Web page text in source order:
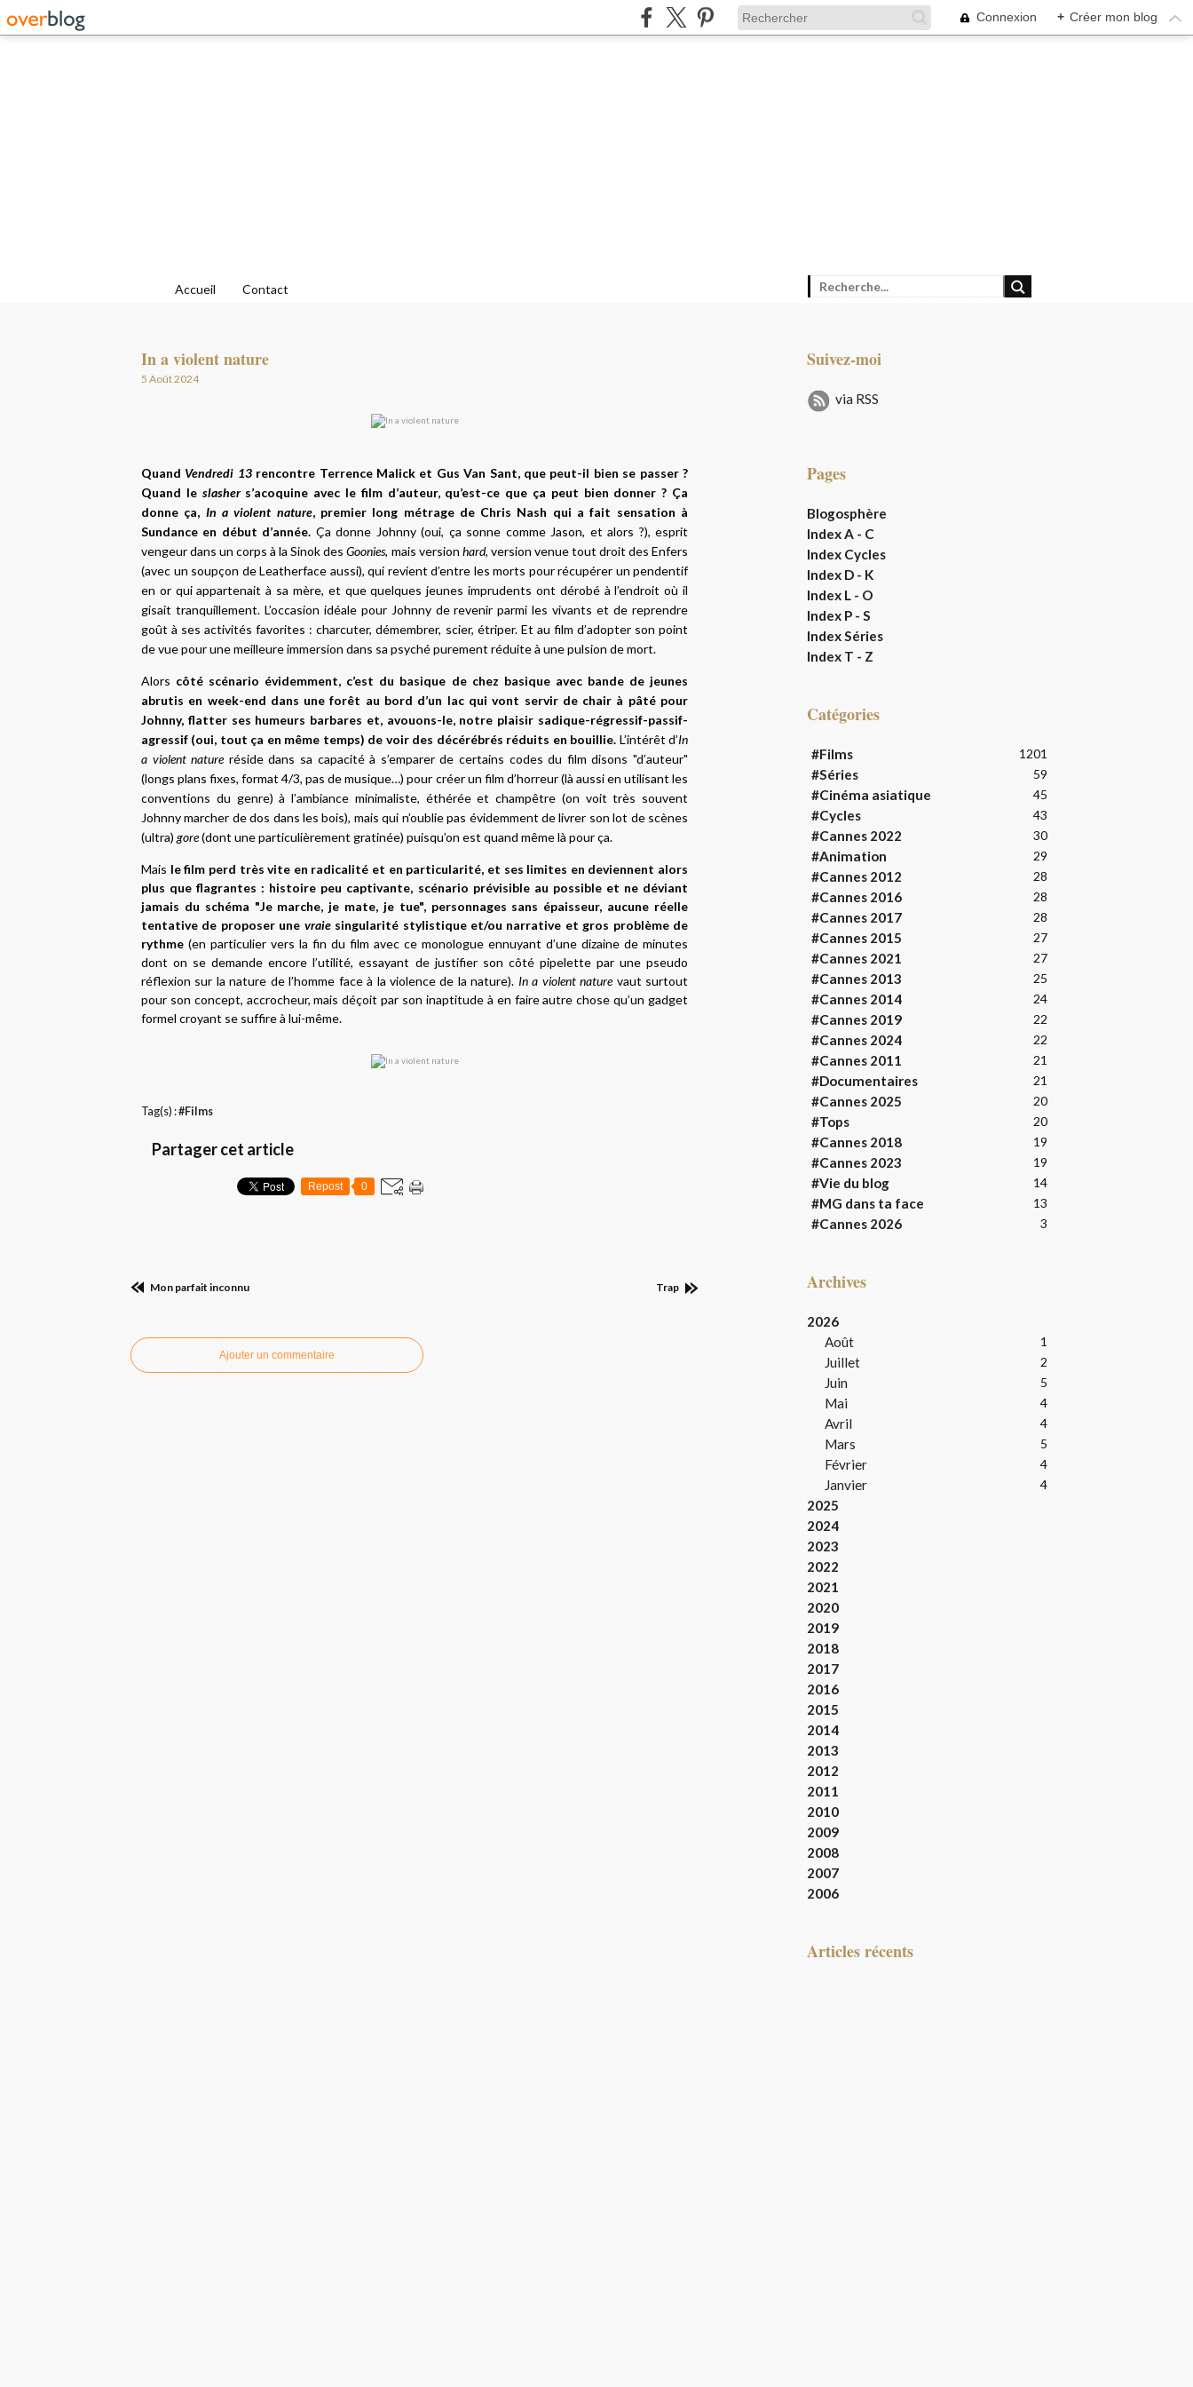
Connexion + Créer mon blog
Accueil Contact
In a violent nature
5 Août 2024
Quand Vendredi 13rencontre Terrence Malick et Gus Van Sant, que peut-il bien se passer ?
Quand le slashers’acoquine avec le film d’auteur, qu’est-ce que ça peut bien donner ? Ça
donne ça, In a violent nature, premier long métrage de Chris Nash qui a fait sensation à
Sundance en début d’année. Ça donne Johnny (oui, ça sonne comme Jason, et alors ?), esprit
vengeur dans un corps à la Sinok desGoonies, mais version hard, version venue tout droit des Enfers
(avec un soupçon de Leatherface aussi), qui revient d’entre les morts pour récupérer un pendentif
en or qui appartenait à sa mère, et que quelques jeunes imprudents ont dérobé à l’endroit où il
gisait tranquillement. L’occasion idéale pour Johnny de revenir parmi les vivants et de reprendre
goût à ses activités favorites : charcuter, démembrer, scier, étriper. Et au film d’adopter son point
de vue pour une meilleure immersion dans sa psyché purement réduite à une pulsion de mort.
Alors côté scénario évidemment, c’est du basique de chez basique avec bande de jeunes
abrutis en week-end dans une forêt au bord d’un lac qui vont servir de chair à pâté pour
Johnny, flatter ses humeurs barbares et, avouons-le, notre plaisir sadique-régressif-passif-
agressif (oui, tout ça en même temps) de voir des décérébrés réduits en bouillie. L’intérêt d’In
a violent nature réside dans sa capacité à s’emparer de certains codes du film disons "d’auteur"
(longs plans fixes, format 4/3, pas de musique…) pour créer un film d’horreur (là aussi en utilisant les
conventions du genre) à l’ambiance minimaliste, éthérée et champêtre (on voit très souvent
Johnny marcher de dos dans les bois), mais qui n’oublie pas évidemment de livrer son lot de scènes
(ultra) gore(dont une particulièrement gratinée) puisqu’on est quand même là pour ça.
Mais le film perd très vite en radicalité et en particularité, et ses limites en deviennent alors
plus que flagrantes : histoire peu captivante, scénario prévisible au possible et ne déviant
jamais du schéma "Je marche, je mate, je tue", personnages sans épaisseur, aucune réelle
tentative de proposer une vraiesingularité stylistique et/ou narrative et gros problème de
rythme (en particulier vers la fin du film avec ce monologue ennuyant d’une dizaine de minutes
dont on se demande encore l’utilité, essayant de justifier son côté pipelette par une pseudo
réflexion sur la nature de l’homme face à la violence de la nature). In a violent naturevaut surtout
pour son concept, accrocheur, mais déçoit par son inaptitude à en faire autre chose qu’un gadget
formel croyant se suffire à lui-même.
Tag(s) :#Films
Partager cet article
Repost 0
Mon parfait inconnu Trap
Ajouter un commentaire
Suivez-moi
via RSS
Pages
Blogosphère
Index A - C
Index Cycles
Index D - K
Index L - O
Index P - S
Index Séries
Index T - Z
Catégories
#Films 1201
#Séries 59
#Cinéma asiatique 45
#Cycles 43
#Cannes 2022 30
#Animation 29
#Cannes 2012 28
#Cannes 2016 28
#Cannes 2017 28
#Cannes 2015 27
#Cannes 2021 27
#Cannes 2013 25
#Cannes 2014 24
#Cannes 2019 22
#Cannes 2024 22
#Cannes 2011 21
#Documentaires 21
#Cannes 2025 20
#Tops 20
#Cannes 2018 19
#Cannes 2023 19
#Vie du blog 14
#MG dans ta face 13
#Cannes 2026 3
Archives
2026
Août
1
Juillet 2
Juin 5
Mai 4
Avril 4
Mars 5
Février 4
Janvier 4
2025
2024
2023
2022
2021
2020
2019
2018
2017
2016
2015
2014
2013
2012
2011
2010
2009
2008
2007
2006
articles récents